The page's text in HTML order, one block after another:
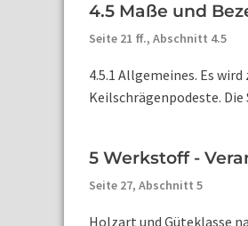
4.5 Maße und
Seite 21 ff., Abschnitt 4.5
4.5.1 Allgemeines. Es
Keilschrägenpodeste.
5 Werkstoff -
Seite 27, Abschnitt 5
Holzart und Güteklasse